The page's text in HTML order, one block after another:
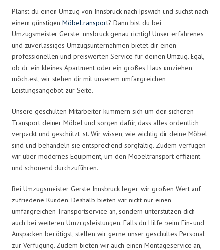
Planst du einen Umzug von Innsbruck nach Ipswich und suchst nach
einem günstigen Möbeltransport? Dann bist du bei
Umzugsmeister Gerste Innsbruck genau richtig! Unser erfahrenes
und zuverlässiges Umzugsunternehmen bietet dir einen
professionellen und preiswerten Service für deinen Umzug. Egal,
ob du ein kleines Apartment oder ein großes Haus umziehen
möchtest, wir stehen dir mit unserem umfangreichen
Leistungsangebot zur Seite.
Unsere geschulten Mitarbeiter kümmern sich um den sicheren
Transport deiner Möbel und sorgen dafür, dass alles ordentlich
verpackt und geschützt ist. Wir wissen, wie wichtig dir deine Möbel
sind und behandeln sie entsprechend sorgfältig. Zudem verfügen
wir über modernes Equipment, um den Möbeltransport effizient
und schonend durchzuführen.
Bei Umzugsmeister Gerste Innsbruck legen wir großen Wert auf
zufriedene Kunden. Deshalb bieten wir nicht nur einen
umfangreichen Transportservice an, sondern unterstützen dich
auch bei weiteren Umzugsleistungen. Falls du Hilfe beim Ein- und
Auspacken benötigst, stellen wir gerne unser geschultes Personal
zur Verfügung. Zudem bieten wir auch einen Montageservice an,